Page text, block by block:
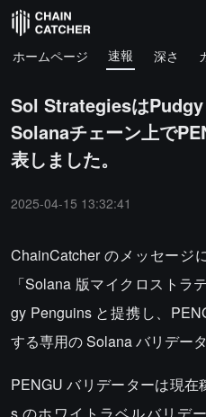
ホームページ 速報 深さ
Sol StrategiesはPudgy
Solanaチェーン上で
表しました。
2025-04-15 13:32:41
ChainCatcher のメッセージ
「Solana 版マイクロストラ
gy Penguins と提携し、
する専用の Solana バリデー
PENGU バリデーターは現